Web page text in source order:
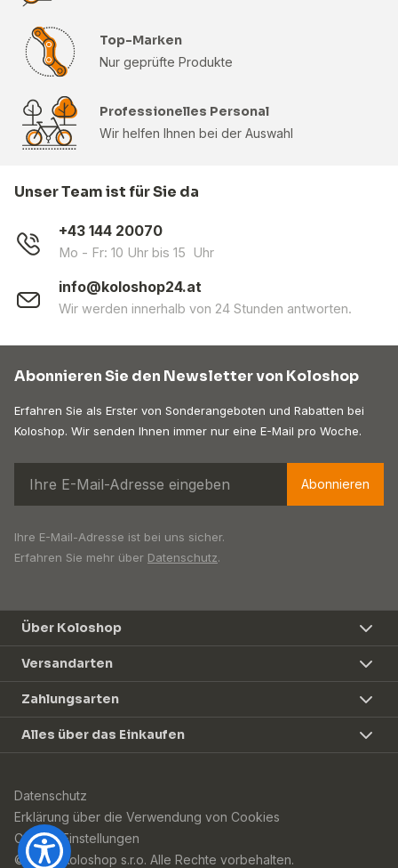
Top-Marken
Nur geprüfte Produkte
Professionelles Personal
Wir helfen Ihnen bei der Auswahl
Unser Team ist für Sie da
+43 144 20070
Mo - Fr: 10 Uhr bis 15 Uhr
info@koloshop24.at
Wir werden innerhalb von 24 Stunden antworten.
Abonnieren Sie den Newsletter von Koloshop
Erfahren Sie als Erster von Sonderangeboten und Rabatten bei
Koloshop. Wir senden Ihnen immer nur eine E-Mail pro Woche.
Abonnieren
Ihre E-Mail-Adresse ist bei uns sicher.
Erfahren Sie mehr über Datenschutz.
Über Koloshop
Versandarten
Zahlungsarten
Alles über das Einkaufen
Datenschutz
Erklärung über die Verwendung von Cookies
Cookie-Einstellungen
© 2026 Koloshop s.r.o. Alle Rechte vorbehalten.